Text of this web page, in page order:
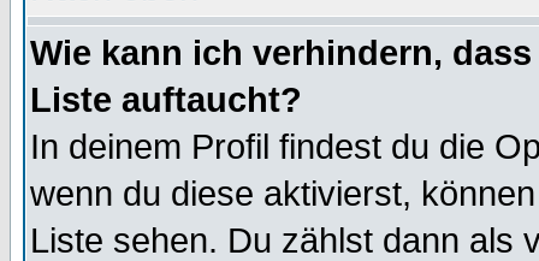
Wie kann ich verhindern,
Liste auftaucht?
In deinem Profil findest du die
wenn du diese aktivierst,
Liste sehen. Du zählst dann als